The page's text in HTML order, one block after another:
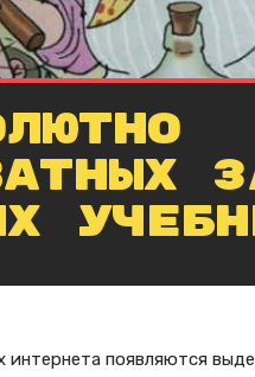
интернета появляются